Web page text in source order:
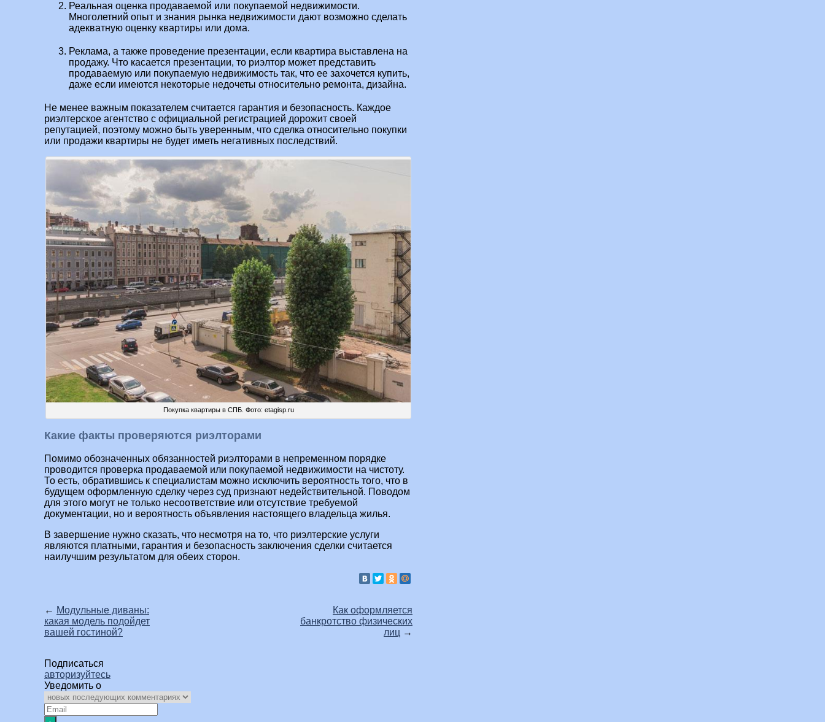
Реальная оценка продаваемой или покупаемой недвижимости.
Многолетний опыт и знания рынка недвижимости дают возможно сделать
адекватную оценку квартиры или дома.
Реклама, а также проведение презентации, если квартира выставлена на
продажу. Что касается презентации, то риэлтор может представить
продаваемую или покупаемую недвижимость так, что ее захочется купить,
даже если имеются некоторые недочеты относительно ремонта, дизайна.
Не менее важным показателем считается гарантия и безопасность. Каждое
риэлтерское агентство с официальной регистрацией дорожит своей
репутацией, поэтому можно быть уверенным, что сделка относительно покупки
или продажи квартиры не будет иметь негативных последствий.
Покупка квартиры в СПБ. Фото: etagisp.ru
Какие факты проверяются риэлторами
Помимо обозначенных обязанностей риэлторами в непременном порядке
проводится проверка продаваемой или покупаемой недвижимости на чистоту.
То есть, обратившись к специалистам можно исключить вероятность того, что в
будущем оформленную сделку через суд признают недействительной. Поводом
для этого могут не только несоответствие или отсутствие требуемой
документации, но и вероятность объявления настоящего владельца жилья.
В завершение нужно сказать, что несмотря на то, что риэлтерские услуги
являются платными, гарантия и безопасность заключения сделки считается
наилучшим результатом для обеих сторон.
← Модульные диваны:
какая модель подойдет
вашей гостиной?
Как оформляется
банкротство физических
лиц →
Подписаться
авторизуйтесь
Уведомить о